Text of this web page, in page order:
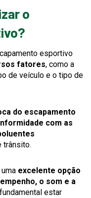
o
esportivo
fatores, como a
de veículo e o tipo de
do escapamento
com as
trânsito.
excelente opção
o som e a
estar